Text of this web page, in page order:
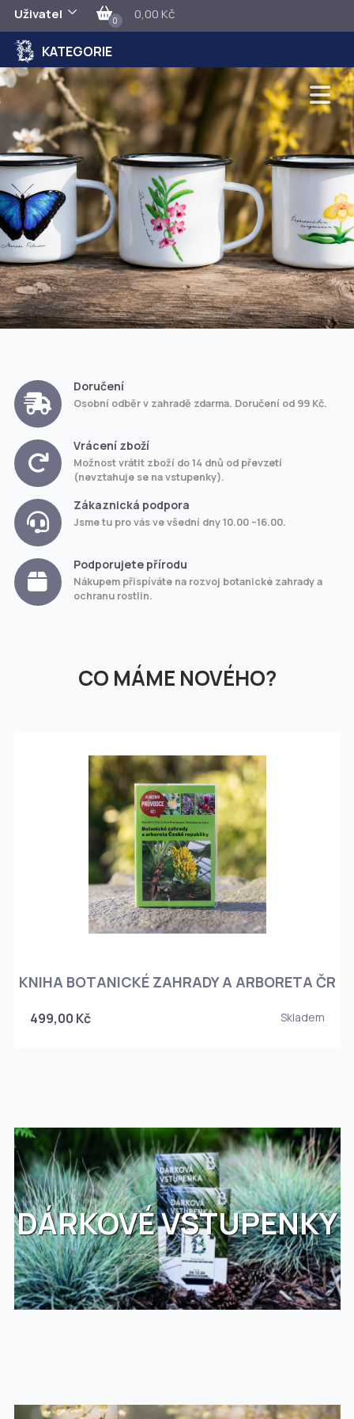
Uživatel 0 0,00 Kč
KATEGORIE
Doručení
Osobní odběr v zahradě zdarma. Doručení od 99 Kč.
Vrácení zboží
Možnost vrátit zboží do 14 dnů od převzetí
(nevztahuje se na vstupenky).
Zákaznická podpora
Jsme tu pro vás ve všední dny 10.00 –16.00.
Podporujete přírodu
Nákupem přispíváte na rozvoj botanické zahrady a
ochranu rostlin.
CO MÁME NOVÉHO?
KNIHA BOTANICKÉ ZAHRADY A ARBORETA ČR
499,00 Kč Skladem
DÁRKOVÉ VSTUPENKY